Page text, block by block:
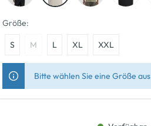
Größe:
S M L XL XXL
Bitte wählen Sie eine Größe aus